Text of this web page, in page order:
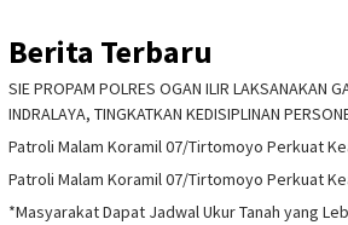
Berita Terbaru
SIE PROPAM POLRES OGAN ILIR LAKSANAKAN
INDRALAYA, TINGKATKAN KEDISIPLINAN
Patroli Malam Koramil 07/Tirtomoyo Perkuat
Patroli Malam Koramil 07/Tirtomoyo Perkuat
*Masyarakat Dapat Jadwal Ukur Tanah yang